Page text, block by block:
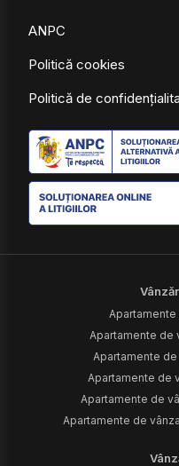
ANPC
Politică cookies
Politică de
Apartamente de
Apartamente
Apartamente de
Apartamente de
Apartamente de